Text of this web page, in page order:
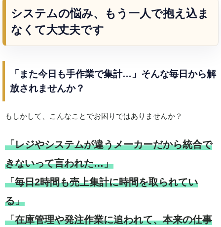
システムの悩み、もう一人で抱え込ま
なくて大丈夫です
「また今日も手作業で集計…」そんな毎日から解
放されませんか？
もしかして、こんなことでお困りではありませんか？
「レジやシステムが違うメーカーだから統合で
きないって言われた…」
「毎日2時間も売上集計に時間を取られてい
る」
「在庫管理や発注作業に追われて、本来の仕事